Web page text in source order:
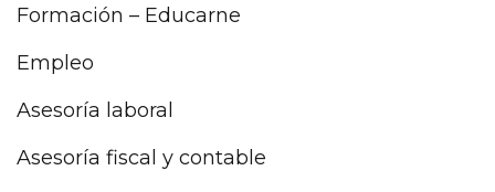
Formación – Educarne
Empleo
Asesoría laboral
Asesoría fiscal y contable